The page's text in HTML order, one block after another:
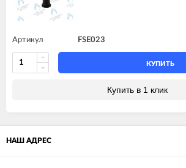
Артикул FSE023
КУПИТЬ
Купить в 1 клик
НАШ АДРЕС